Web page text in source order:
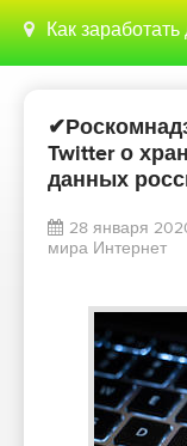
Как заработать денег,
Twitter о
данных
28 января
мира Интернет